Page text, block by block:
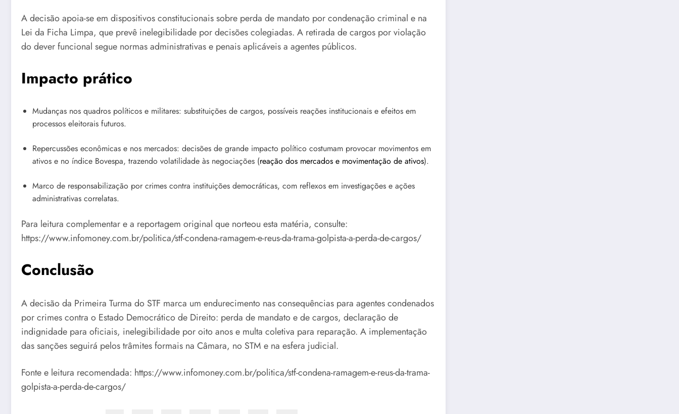
A decisão apoia-se em dispositivos constitucionais sobre perda de mandato por condenação criminal e na
Lei da Ficha Limpa, que prevê inelegibilidade por decisões colegiadas. A retirada de cargos por violação
do dever funcional segue normas administrativas e penais aplicáveis a agentes públicos.
Impacto prático
Mudanças nos quadros políticos e militares: substituições de cargos, possíveis reações institucionais e efeitos em
processos eleitorais futuros.
Repercussões econômicas e nos mercados: decisões de grande impacto político costumam provocar movimentos em
ativos e no índice Bovespa, trazendo volatilidade às negociações (reação dos mercados e movimentação de ativos).
Marco de responsabilização por crimes contra instituições democráticas, com reflexos em investigações e ações
administrativas correlatas.
Para leitura complementar e a reportagem original que norteou esta matéria, consulte:
https://www.infomoney.com.br/politica/stf-condena-ramagem-e-reus-da-trama-golpista-a-perda-de-cargos/
Conclusão
A decisão da Primeira Turma do STF marca um endurecimento nas consequências para agentes condenados
por crimes contra o Estado Democrático de Direito: perda de mandato e de cargos, declaração de
indignidade para oficiais, inelegibilidade por oito anos e multa coletiva para reparação. A implementação
das sanções seguirá pelos trâmites formais na Câmara, no STM e na esfera judicial.
Fonte e leitura recomendada: https://www.infomoney.com.br/politica/stf-condena-ramagem-e-reus-da-trama-
golpista-a-perda-de-cargos/